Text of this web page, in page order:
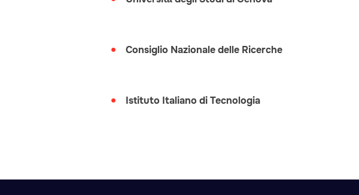
Consiglio Nazionale delle Ricerche
Istituto Italiano di Tecnologia